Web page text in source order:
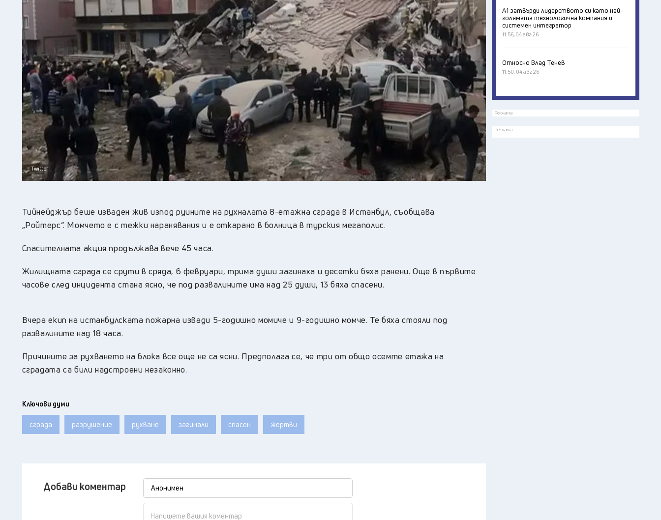
Перник , 28°C
Плевен, 29°C
Пловдив, 29°C
Разград, 26°C
Русе, 31°C
Силистра, 28°C
Сливен, 25°C
Смолян, 22°C
София 28 °C
Стара Загора, 27°C
Търговище 28°C
Хасково , 31°C
Шумен, 25°C
Ямбол, 27°C
Twitter
Тийнейджър беше изваден жив изпод руините на рухналата 8-етажна сграда в Истанбул, съобщава
„Ройтерс”. Момчето е с тежки наранявания и е откарано в болница в турския мегаполис.
Спасителната акция продължава вече 45 часа.
Жилищната сграда се срути в сряда, 6 февруари, трима души загинаха и десетки бяха ранени. Още в първите
часове след инцидента стана ясно, че под развалините има над 25 души, 13 бяха спасени.
Вчера екип на истанбулската пожарна извади 5-годишно момиче и 9-годишно момче. Те бяха стояли под
развалините над 18 часа.
Причините за рухването на блока все още не са ясни. Предполага се, че три от общо осемте етажа на
сградата са били надстроени незаконно.
Ключови думи
сграда разрушение рухване загинали спасен жертви
Добави коментар
А1 затвърди лидерството си като най-
голямата технологична компания и
системен интегратор
11:56, 04 авг 26
Относно Влад Тенев
11:50, 04 авг 26
Реклама
Реклама